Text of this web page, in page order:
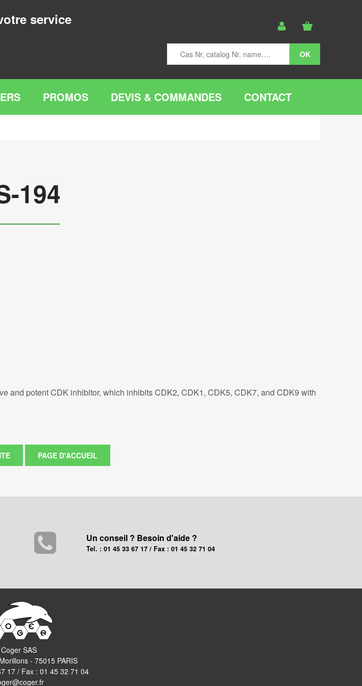
service
PROMOS DEVIS & COMMANDES CONTACT
194
and potent CDK inhibitor, which inhibits CDK2, CDK1, CDK5, CDK7, and CDK9 with
Un conseil ? Besoin d'aide ?
Tel. : 01 45 33 67 17 / Fax : 01 45 32 71 04
Coger SAS
- 75015 PARIS
17 / Fax : 01 45 32 71 04